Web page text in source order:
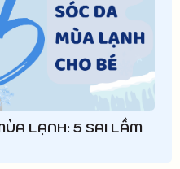
LẠNH: 5 SAI LẦM